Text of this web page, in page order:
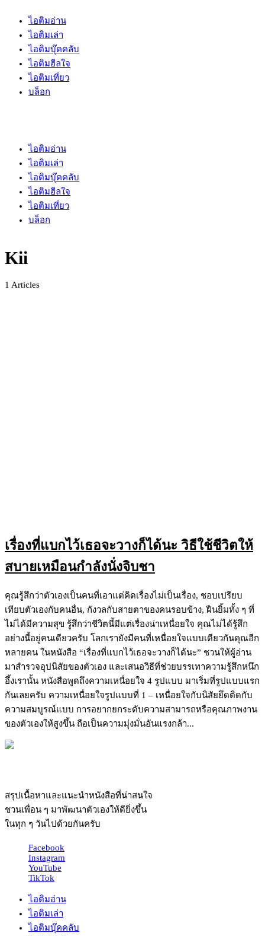
ไอติมอ่าน
ไอติมเล่า
ไอติมบุ๊คคลับ
ไอติมฮีลใจ
ไอติมเที่ยว
บล็อก
ไอติมอ่าน
ไอติมเล่า
ไอติมบุ๊คคลับ
ไอติมฮีลใจ
ไอติมเที่ยว
บล็อก
Kii
1 Articles
เรื่องที่แบกไว้เธอจะวางก็ได้นะ วิธีใช้ชีวิตให้
สบายเหมือนกำลังนั่งจิบชา
คุณรู้สึกว่าตัวเองเป็นคนที่เอาแต่คิดเรื่องไม่เป็นเรื่อง, ชอบเปรียบ
เทียบตัวเองกับคนอื่น, กังวลกับสายตาของคนรอบข้าง, ฝืนยิ้มทั้ง ๆ ที่
ไม่ได้มีความสุข รู้สึกว่าชีวิตนี้มีแต่เรื่องน่าเหนื่อยใจ คุณไม่ได้รู้สึก
อย่างนี้อยู่คนเดียวครับ โลกเรายังมีคนที่เหนื่อยใจแบบเดียวกันคุณอีก
หลายคน ในหนังสือ “เรื่องที่แบกไว้เธอจะวางก็ได้นะ” ชวนให้ผู้อ่าน
มาสำรวจอุปนิสัยของตัวเอง และเสนอวิธีที่ช่วยบรรเทาความรู้สึกหนึก
อึ้งเรานั้น หนังสือพูดถึงความเหนื่อยใจ 4 รูปแบบ มาเริ่มที่รูปแบบแรก
กันเลยครับ ความเหนื่อยใจรูปแบบที่ 1 – เหนื่อยใจกับนิสัยยึดติดกับ
ความสมบูรณ์แบบ การอยากยกระดับความสามารถหรือคุณภาพงาน
ของตัวเองให้สูงขึ้น ถือเป็นความมุ่งมั่นอันแรงกล้า...
สรุปเนื้อหาและแนะนำหนังสือที่น่าสนใจ
ชวนเพื่อน ๆ มาพัฒนาตัวเองให้ดียิ่งขึ้น
ในทุก ๆ วันไปด้วยกันครับ
Facebook
Instagram
YouTube
TikTok
ไอติมอ่าน
ไอติมเล่า
ไอติมบุ๊คคลับ